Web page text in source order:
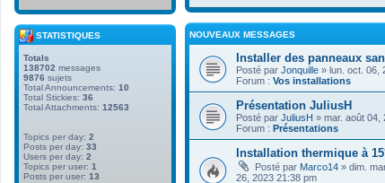
NOUVEAUX MESSAGES
Installer des panneaux
Posté par Jonquille » lun. oct. 06,
Forum : Vos installations
Présentation JuliusH
Posté par JuliusH » mar. août 04,
Forum : Présentations
Installation thermique à
Posté par Marco14 » dim.
26, 2023 21:38 pm
STATISTIQUES
Totals
138702 messages
9876 sujets
Total Announcements: 10
Total Stickies: 36
Total Attachments: 12563
Topics per day: 2
Posts per day: 33
Users per day: 2
Topics per user: 1
Posts per user: 13